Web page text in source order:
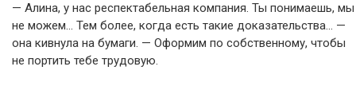
— Алина, у нас респектабельная компания. Ты понимаешь, мы
не можем… Тем более, когда есть такие доказательства… —
она кивнула на бумаги. — Оформим по собственному, чтобы
не портить тебе трудовую.